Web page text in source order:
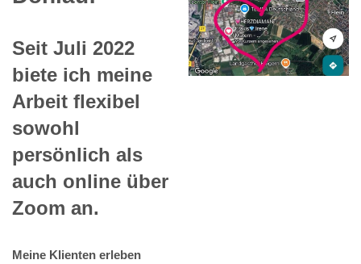
Seit Juli 2022
biete ich meine
Arbeit flexibel
sowohl
persönlich als
auch online über
Zoom an.
Meine Klienten erleben